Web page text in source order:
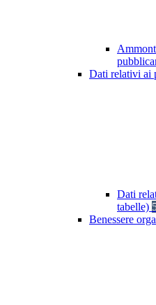
Dati relativi ai
Dati
tabelle)
Benessere